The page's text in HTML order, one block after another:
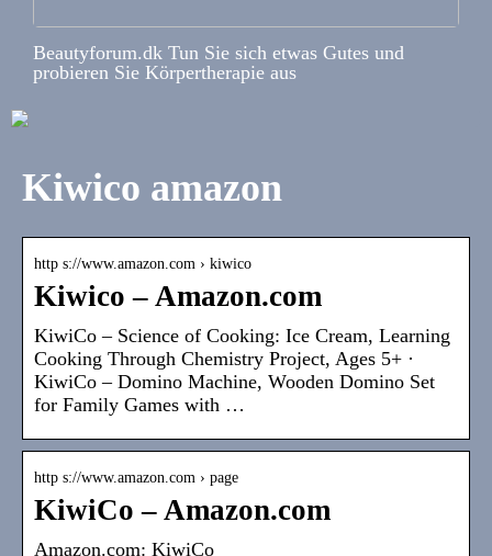
Beautyforum.dk Tun Sie sich etwas Gutes und
probieren Sie Körpertherapie aus
Kiwico amazon
http s://www.amazon.com › kiwico
Kiwico – Amazon.com
KiwiCo – Science of Cooking: Ice Cream, Learning
Cooking Through Chemistry Project, Ages 5+ ·
KiwiCo – Domino Machine, Wooden Domino Set
for Family Games with …
http s://www.amazon.com › page
KiwiCo – Amazon.com
Amazon.com: KiwiCo